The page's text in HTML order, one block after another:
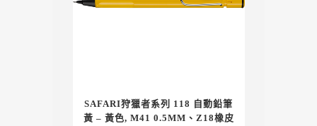
SAFARI狩獵者系列 118 自動鉛筆
黃 – 黃色, M41 0.5MM、Z18橡皮